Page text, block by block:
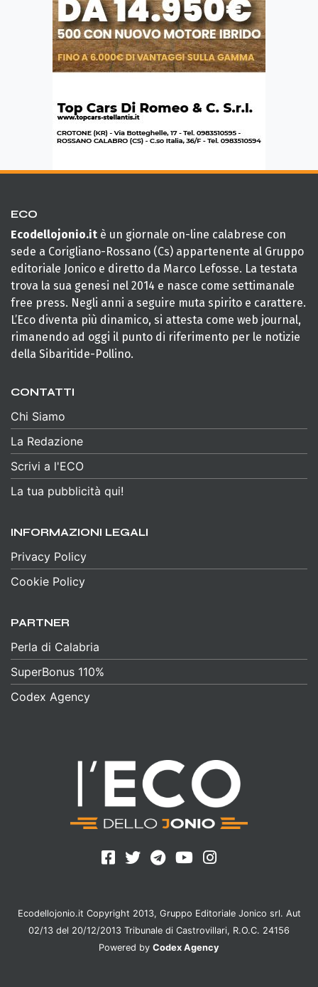
ECO
Ecodellojonio.it è un giornale on-line calabrese con
sede a Corigliano-Rossano (Cs) appartenente al Gruppo
editoriale Jonico e diretto da Marco Lefosse. La testata
trova la sua genesi nel 2014 e nasce come settimanale
free press. Negli anni a seguire muta spirito e carattere.
L’Eco diventa più dinamico, si attesta come web journal,
rimanendo ad oggi il punto di riferimento per le notizie
della Sibaritide-Pollino.
CONTATTI
Chi Siamo
La Redazione
Scrivi a l'ECO
La tua pubblicità qui!
INFORMAZIONI LEGALI
Privacy Policy
Cookie Policy
PARTNER
Perla di Calabria
SuperBonus 110%
Codex Agency
Ecodellojonio.it Copyright 2013, Gruppo Editoriale Jonico srl. Aut
02/13 del 20/12/2013 Tribunale di Castrovillari, R.O.C. 24156
Powered by Codex Agency